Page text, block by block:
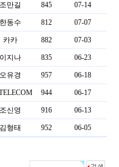
조만길 845 07-14
한동수 812 07-07
카카 882 07-03
이지나 835 06-23
오유경 957 06-18
944 06-17
조신영 916 06-13
김형태 952 06-05